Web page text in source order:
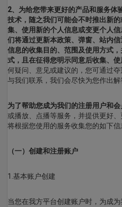
2、为给您带来更好的产品和服务体
技术，随之我们可能会不时推出新
集、使用新的个人信息或变更个人
们将通过更新本政策、弹窗、站内
信息的收集目的、范围及使用方式
式，且在征得您明示同意后收集、使
何疑问、意见或建议的，您可通过
与我们联系，我们会尽快为您作出解
为了帮助您成为我们的注册用户和会
或播放、点播等服务，并提供更好
将根据您使用的服务收集您的如下信
（一）创建和注册账户
1.基本账户创建
当您在我方平台创建账户时，为成